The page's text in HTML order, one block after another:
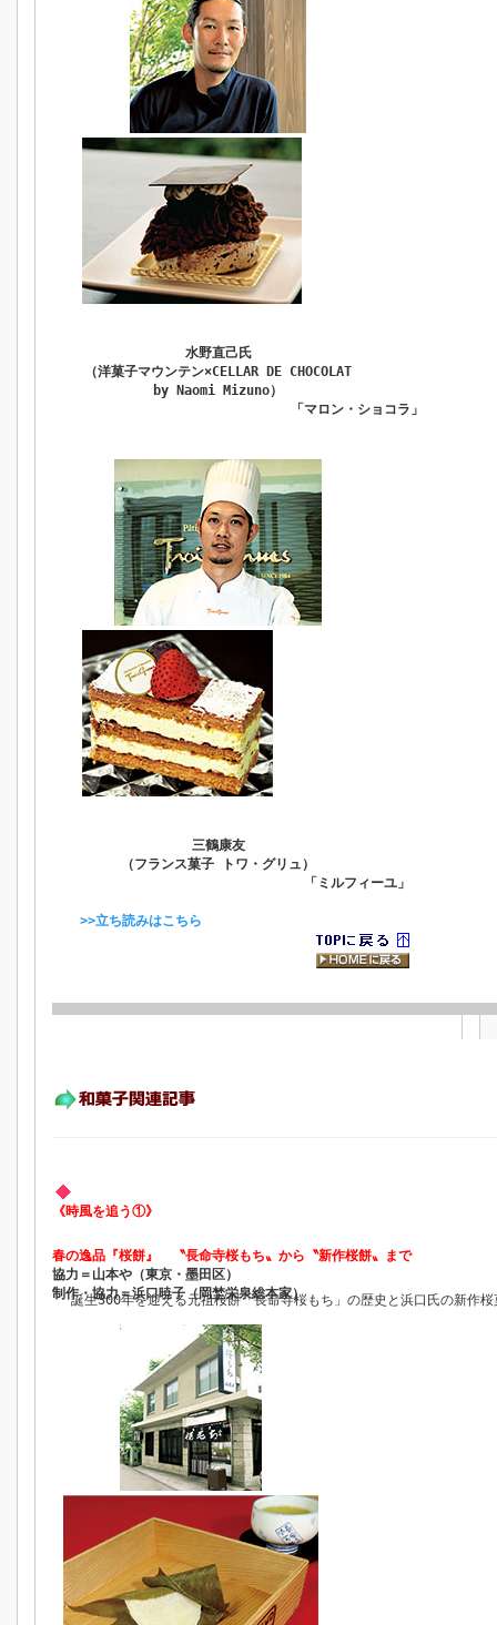
水野直己氏
（洋菓子マウンテン×CELLAR DE CHOCOLAT
by Naomi Mizuno）
「マロン・ショコラ」
三鶴康友
（フランス菓子 トワ・グリュ）
「ミルフィーユ」
>>立ち読みはこちら
《時風を追う①》
春の逸品『桜餅』 〝長命寺桜もち〟から〝新作桜餅〟まで
協力＝山本や（東京・墨田区）
制作・協力＝浜口暁子（岡埜栄泉総本家）
誕生300年を迎える元祖桜餅「長命寺桜もち」の歴史と浜口氏の新作